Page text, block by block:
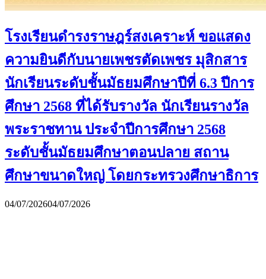
โรงเรียนดำรงราษฎร์สงเคราะห์ ขอแสดง
ความยินดีกับนายเพชรตัดเพชร มุสิกสาร
นักเรียนระดับชั้นมัธยมศึกษาปีที่ 6.3 ปีการ
ศึกษา 2568 ที่ได้รับรางวัล นักเรียนรางวัล
พระราชทาน ประจำปีการศึกษา 2568
ระดับชั้นมัธยมศึกษาตอนปลาย สถาน
ศึกษาขนาดใหญ่ โดยกระทรวงศึกษาธิการ
04/07/202604/07/2026